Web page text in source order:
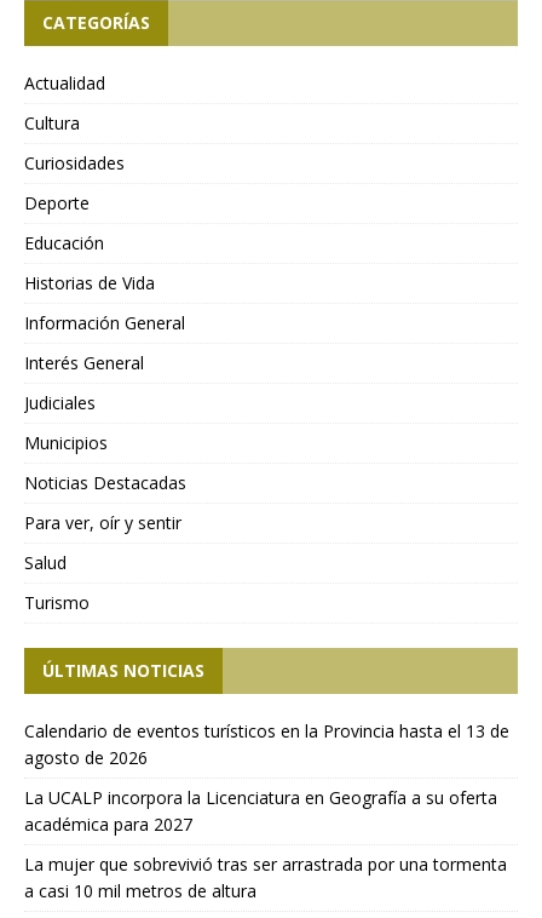
CATEGORÍAS
Actualidad
Cultura
Curiosidades
Deporte
Educación
Historias de Vida
Información General
Interés General
Judiciales
Municipios
Noticias Destacadas
Para ver, oír y sentir
Salud
Turismo
ÚLTIMAS NOTICIAS
Calendario de eventos turísticos en la Provincia hasta el 13 de
agosto de 2026
La UCALP incorpora la Licenciatura en Geografía a su oferta
académica para 2027
La mujer que sobrevivió tras ser arrastrada por una tormenta
a casi 10 mil metros de altura